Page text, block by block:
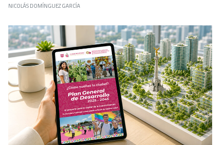
NICOLÁS DOMÍNGUEZ GARCÍA